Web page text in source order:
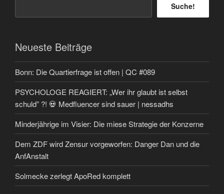
Suche!
Neueste Beiträge
Bonn: Die Quartierfrage ist offen | QC #089
PSYCHOLOGE REAGIERT: „Wer ihr glaubt ist selbst
schuld” ?! 💀 Medfluencer sind sauer | nessadhs
Minderjährige im Visier: Die miese Strategie der Konzerne
Dem ZDF wird Zensur vorgeworfen: Danger Dan und die
AnfAnstalt
Solmecke zerlegt ApoRed komplett